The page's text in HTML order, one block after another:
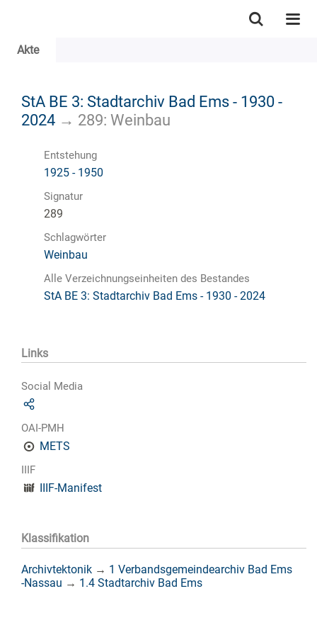
Akte
StA BE 3: Stadtarchiv Bad Ems - 1930 -
2024 → 289: Weinbau
Entstehung
1925 - 1950
Signatur
289
Schlagwörter
Weinbau
Alle Verzeichnungseinheiten des Bestandes
StA BE 3: Stadtarchiv Bad Ems - 1930 - 2024
Links
Social Media
OAI-PMH
METS
IIIF
IIIF-Manifest
Klassifikation
Archivtektonik → 1 Verbandsgemeindearchiv Bad Ems
-Nassau → 1.4 Stadtarchiv Bad Ems